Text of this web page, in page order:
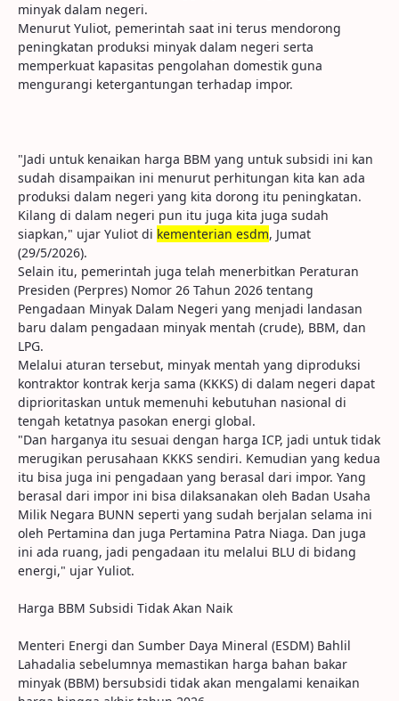
minyak dalam negeri.
Menurut Yuliot, pemerintah saat ini terus mendorong
peningkatan produksi minyak dalam negeri serta
memperkuat kapasitas pengolahan domestik guna
mengurangi ketergantungan terhadap impor.
"Jadi untuk kenaikan harga BBM yang untuk subsidi ini kan
sudah disampaikan ini menurut perhitungan kita kan ada
produksi dalam negeri yang kita dorong itu peningkatan.
Kilang di dalam negeri pun itu juga kita juga sudah
siapkan," ujar Yuliot di kementerian esdm, Jumat
(29/5/2026).
Selain itu, pemerintah juga telah menerbitkan Peraturan
Presiden (Perpres) Nomor 26 Tahun 2026 tentang
Pengadaan Minyak Dalam Negeri yang menjadi landasan
baru dalam pengadaan minyak mentah (crude), BBM, dan
LPG.
Melalui aturan tersebut, minyak mentah yang diproduksi
kontraktor kontrak kerja sama (KKKS) di dalam negeri dapat
diprioritaskan untuk memenuhi kebutuhan nasional di
tengah ketatnya pasokan energi global.
"Dan harganya itu sesuai dengan harga ICP, jadi untuk tidak
merugikan perusahaan KKKS sendiri. Kemudian yang kedua
itu bisa juga ini pengadaan yang berasal dari impor. Yang
berasal dari impor ini bisa dilaksanakan oleh Badan Usaha
Milik Negara BUNN seperti yang sudah berjalan selama ini
oleh Pertamina dan juga Pertamina Patra Niaga. Dan juga
ini ada ruang, jadi pengadaan itu melalui BLU di bidang
energi," ujar Yuliot.
Harga BBM Subsidi Tidak Akan Naik
Menteri Energi dan Sumber Daya Mineral (ESDM) Bahlil
Lahadalia sebelumnya memastikan harga bahan bakar
minyak (BBM) bersubsidi tidak akan mengalami kenaikan